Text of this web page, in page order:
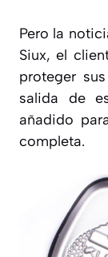
Pero la
Siux, el
proteger
salida de
añadido
completa.